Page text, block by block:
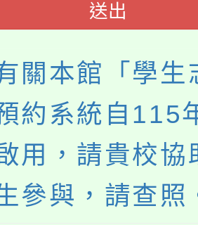
送出
關本館「學生
約系統自115
用，請貴校協
參與，請查照